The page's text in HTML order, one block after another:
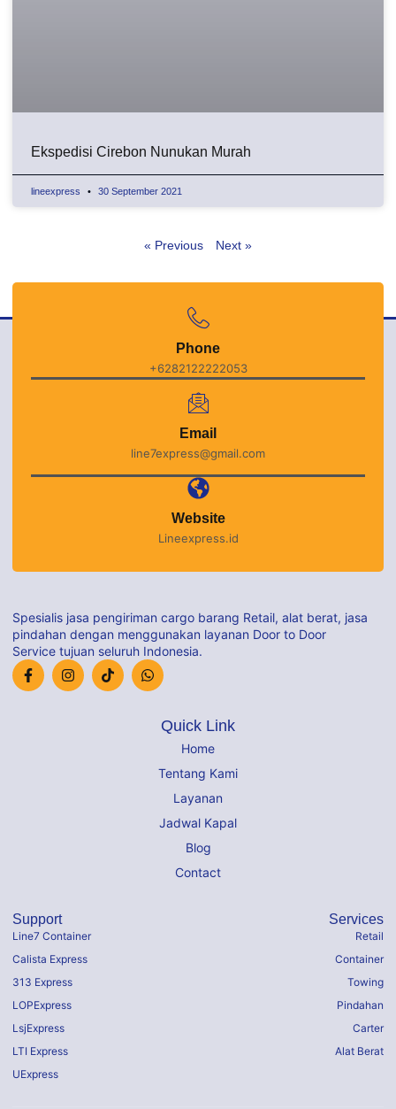
Ekspedisi Cirebon Nunukan Murah
lineexpress 30 September 2021
« Previous Next »
Phone
+6282122222053
Email
line7express@gmail.com
Website
Lineexpress.id
Spesialis jasa pengiriman cargo barang Retail, alat berat, jasa
pindahan dengan menggunakan layanan Door to Door
Service tujuan seluruh Indonesia.
Quick Link
Home
Tentang Kami
Layanan
Jadwal Kapal
Blog
Contact
Support
Line7 Container
Calista Express
313 Express
LOPExpress
LsjExpress
LTI Express
UExpress
Services
Retail
Container
Towing
Pindahan
Carter
Alat Berat